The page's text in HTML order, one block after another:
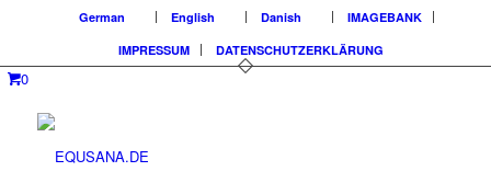
German English Danish
IMAGEBANK
IMPRESSUM
DATENSCHUTZERKLÄRUNG
0